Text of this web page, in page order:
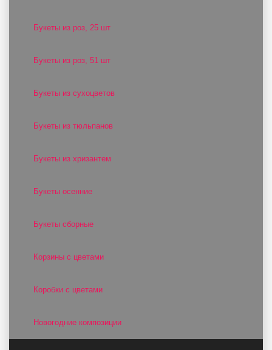
Букеты из роз, 25 шт
Букеты из роз, 51 шт
Букеты из сухоцветов
Букеты из тюльпанов
Букеты из хризантем
Букеты осенние
Букеты сборные
Корзины с цветами
Коробки с цветами
Новогодние композиции